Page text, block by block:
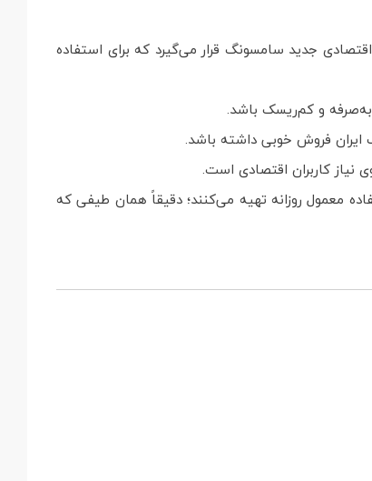
در دسته گوشی‌های اقتصادی جدید سامسونگ قرار می‌گیرد که برای استفاده
و کم‌ریسک باشد.
ایران فروش خوبی داشته باشد.
نیاز کاربران اقتصادی است.
معمول روزانه تهیه می‌کنند؛ دقیقاً همان طیفی که